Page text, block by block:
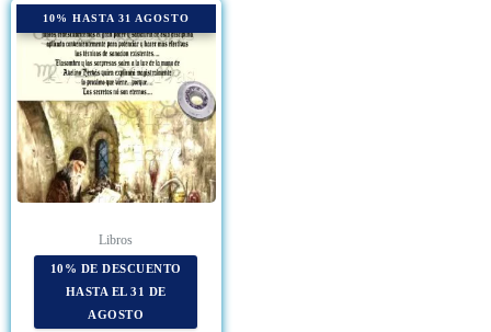
10% HASTA 31 AGOSTO
Libros
10% DE DESCUENTO
HASTA EL 31 DE
AGOSTO